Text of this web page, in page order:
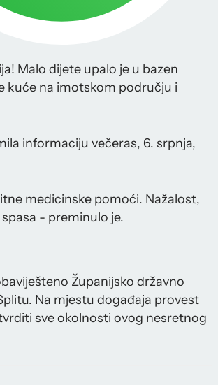
Malo dijete upalo je u bazen
kuće na imotskom području i
informaciju večeras, 6. srpnja,
medicinske pomoći. Nažalost,
- preminulo je.
Županijsko državno
Na mjestu događaja provest
sve okolnosti ovog nesretnog